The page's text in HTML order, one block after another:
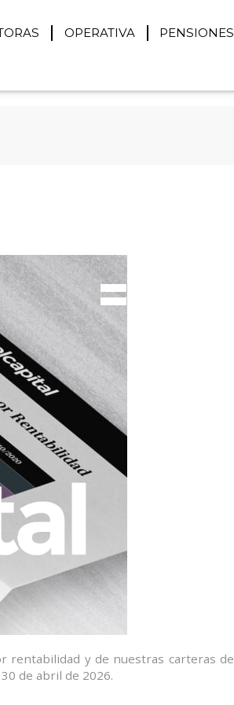
OPERATIVA PENSIONES
rentabilidad y de nuestras carteras de
de abril de 2026.